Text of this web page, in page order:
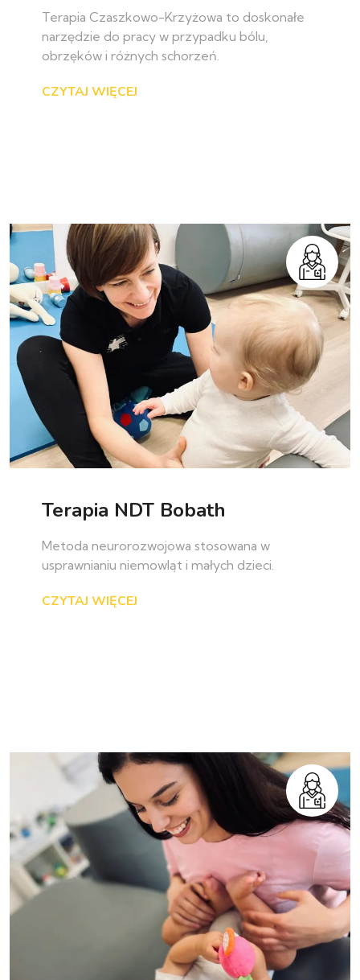
Terapia Czaszkowo-Krzyżowa to doskonałe
narzędzie do pracy w przypadku bólu,
obrzęków i różnych schorzeń.
CZYTAJ WIĘCEJ
Terapia NDT Bobath
Metoda neurorozwojowa stosowana w
usprawnianiu niemowląt i małych dzieci.
CZYTAJ WIĘCEJ